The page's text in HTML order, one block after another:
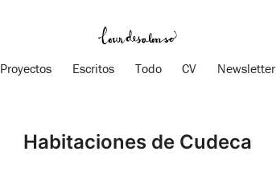
Proyectos Escritos Todo CV Newsletter
Habitaciones de Cudeca